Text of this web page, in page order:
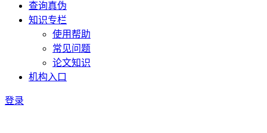
查询真伪
知识专栏
使用帮助
常见问题
论文知识
机构入口
登录